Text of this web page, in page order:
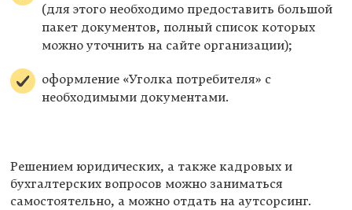
(для этого необходимо предоставить большой
пакет документов, полный список которых
можно уточнить на сайте организации);
оформление «Уголка потребителя» с
необходимыми документами.
Решением юридических, а также кадровых и
бухгалтерских вопросов можно заниматься
самостоятельно, а можно отдать на аутсорсинг.